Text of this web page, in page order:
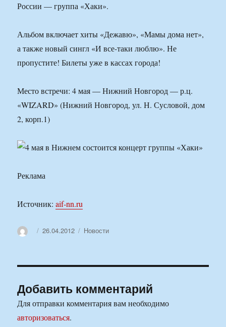
России — группа «Хаки».
Альбом включает хиты «Дежавю», «Мамы дома нет»,
а также новый сингл «И все-таки люблю». Не
пропустите! Билеты уже в кассах города!
Место встречи: 4 мая — Нижний Новгород — р.ц.
«WIZARD» (Нижний Новгород, ул. Н. Сусловой, дом
2, корп.1)
Реклама
Источник:aif-nn.ru
АвторОпубликовано
26.04.2012 Рубрики
Новости
Добавить комментарий
Для отправки комментария вам необходимо
авторизоваться.